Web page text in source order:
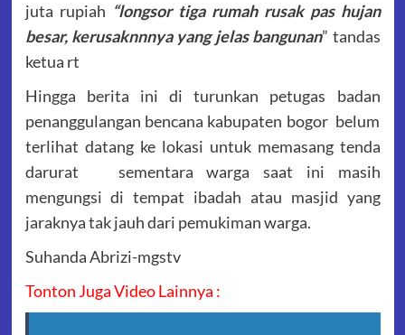
juta rupiah “longsor tiga rumah rusak pas hujan
besar, kerusaknnnya yang jelas bangunan” tandas
ketua rt
Hingga berita ini di turunkan petugas badan
penanggulangan bencana kabupaten bogor belum
terlihat datang ke lokasi untuk memasang tenda
darurat sementara warga saat ini masih
mengungsi di tempat ibadah atau masjid yang
jaraknya tak jauh dari pemukiman warga.
Suhanda Abrizi-mgstv
Tonton Juga Video Lainnya :